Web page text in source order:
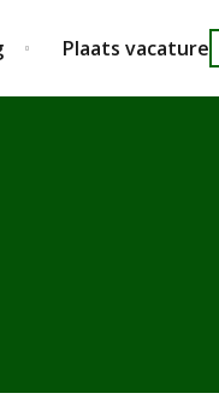
Plaats vacature